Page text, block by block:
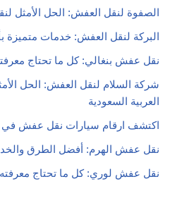
الصفوة لنقل العفش: الحل الأمثل
البركة لنقل العفش: خدمات متميزة
نقل عفش بنغالي: كل ما تحتاج
شركة السلام لنقل العفش: الحل
العربية السعودية
اكتشف ارقام سيارات نقل عفش في
نقل عفش الهرم: أفضل الطرق
نقل عفش لوري: كل ما تحتاج معرفته